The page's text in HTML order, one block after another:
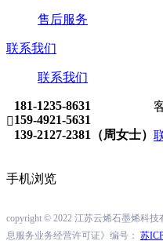
售后服务
联系我们
联系我们

181-1235-8631
159-4921-5631
139-2127-2381（周女士）
手机浏览
copyright © 2022 江苏云烯石墨烯科技
息服务业务经营许可证》编号： 苏